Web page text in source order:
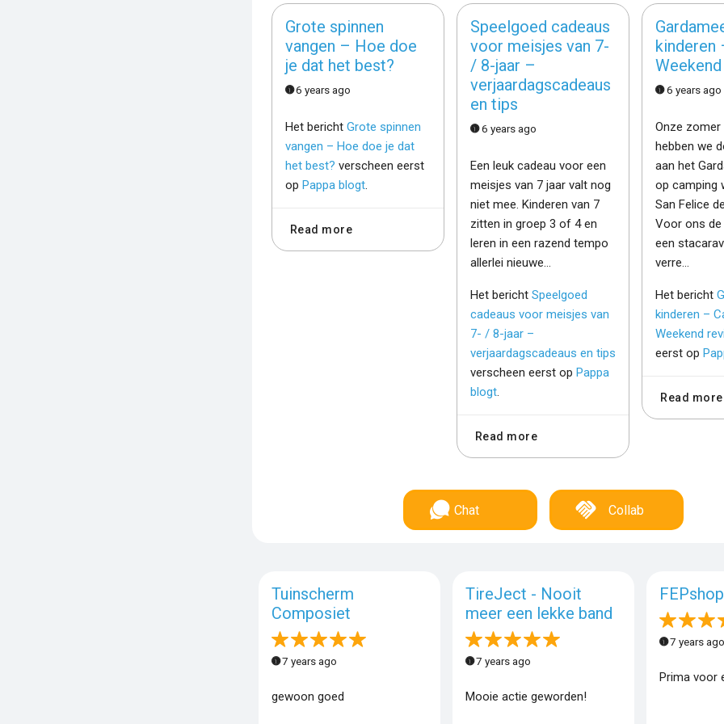
Grote spinnen
vangen – Hoe doe
je dat het best?
6 years ago
Het bericht Grote spinnen
vangen – Hoe doe je dat
het best? verscheen eerst
op Pappa blogt.
Read more
Speelgoed cadeaus
voor meisjes van 7-
/ 8-jaar –
verjaardagscadeaus
en tips
6 years ago
Een leuk cadeau voor een
meisjes van 7 jaar valt nog
niet mee. Kinderen van 7
zitten in groep 3 of 4 en
leren in een razend tempo
allerlei nieuwe…
Het bericht Speelgoed
cadeaus voor meisjes van
7- / 8-jaar –
verjaardagscadeaus en tips
verscheen eerst op Pappa
blogt.
Read more
kinderen
6 years ago
Onze zomer
hebben we
aan het
op camping
San Felice
Voor ons
een
verre…
Het bericht
kinderen –
Weekend
eerst op
Read more
Chat Collab
Tuinscherm
Composiet
7 years ago
gewoon goed
TireJect - Nooit
meer een lekke band
7 years ago
Mooie actie geworden!
FEPshop
7 years
Prima voor